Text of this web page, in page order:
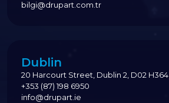
bilgi@drupart.com.tr
Dublin
20 Harcourt Street, Dublin 2, D02 H364
+353 (87) 198 6950
info@drupart.ie